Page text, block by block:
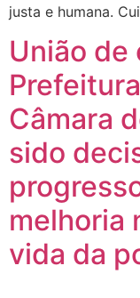
justa e humana.
União de
Câmara
sido
melhoria
vida da